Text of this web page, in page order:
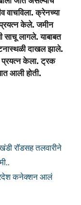
वाचविला. क्रेनच्या
केले. जमीन
साचू लागले. याबाबत
दाखल झाले.
केला. ट्रक
आली होती.
रॉडसह तलवारीने
कनेक्शन आलं